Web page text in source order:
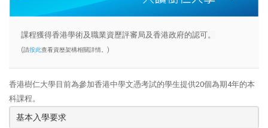
課程獲得香港學術及職業資歷評審局及香港政府的認可。
(請按此查看資歷架構相關詳情。)
香港樹仁大學目前為參加香港中學文憑考試的學生提供20個為期4年的本
科課程。
基本入學要求